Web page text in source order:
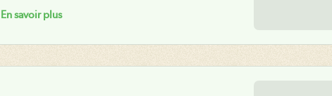
En savoir plus